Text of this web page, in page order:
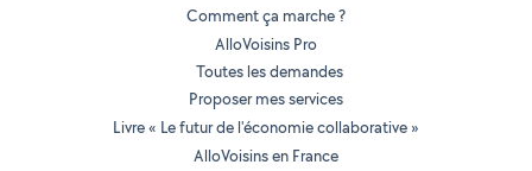
Comment ça marche ?
AlloVoisins Pro
Toutes les demandes
Proposer mes services
Livre « Le futur de l'économie collaborative »
AlloVoisins en France